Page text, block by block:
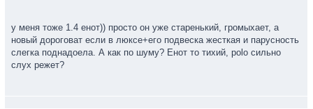
у меня тоже 1.4 енот)) просто он уже старенький, громыхает, а
новый дороговат если в люксе+его подвеска жесткая и парусность
слегка поднадоела. А как по шуму? Енот то тихий, polo сильно
слух режет?